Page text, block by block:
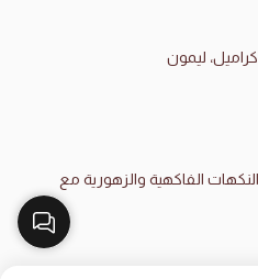
كراميل، ليمون
الفاكهية والزهورية مع